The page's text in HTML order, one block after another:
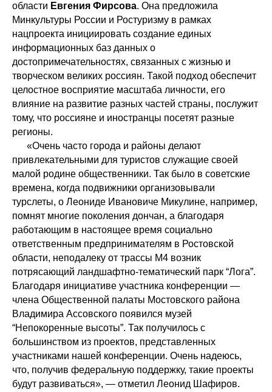
области Евгения Фирсова. Она предложила
Минкультуры России и Ростуризму в рамках
нацпроекта инициировать создание единых
информационных баз данных о
достопримечательностях, связанных с жизнью и
творческом великих россиян. Такой подход обеспечит
целостное восприятие масштаба личности, его
влияние на развитие разных частей страны, послужит
тому, что россияне и иностранцы посетят разные
регионы.
«Очень часто города и районы делают
привлекательными для туристов служащие своей
малой родине общественники. Так было в советские
времена, когда подвижники организовывали
турслеты, о Леониде Ивановиче Микулине, например,
помнят многие поколения дончан, а благодаря
работающим в настоящее время социально
ответственным предпринимателям в Ростовской
области, неподалеку от трассы М4 возник
потрясающий ландшафтно-тематический парк “Лога”.
Благодаря инициативе участника конференции —
члена Общественной палаты Мостовского района
Владимира Ассовского появился музей
“Непокоренные высоты”. Так получилось с
большинством из проектов, представленных
участниками нашей конференции. Очень надеюсь,
что, получив федеральную поддержку, такие проекты
будут развиваться», — отметил Леонид Шафиров.